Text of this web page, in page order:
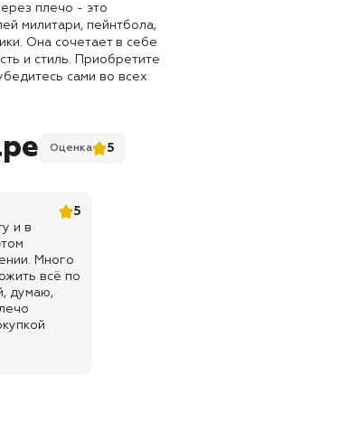
плечо - это
милитари, пейнтбола,
Она сочетает в себе
и стиль. Приобретите
сами во всех
Оценка 5
5
и в
Много
всё по
думаю,